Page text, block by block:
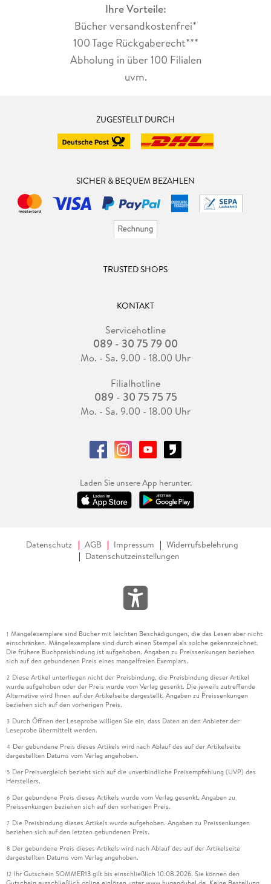
Ihre Vorteile:
Bücher versandkostenfrei*
100 Tage Rückgaberecht***
Abholung in über 100 Filialen
uvm.
ZUGESTELLT DURCH
SICHER & BEQUEM BEZAHLEN
TRUSTED SHOPS
KONTAKT
Servicehotline
089 - 30 75 79 00
Mo. - Sa. 9.00 - 18.00 Uhr
Filialhotline
089 - 30 75 75 75
Mo. - Sa. 9.00 - 18.00 Uhr
Laden Sie unsere App herunter.
Datenschutz AGB Impressum
Widerrufsbelehrung
Datenschutzeinstellungen
1 Mängelexemplare sind Bücher mit leichten Beschädigungen, die das Lesen aber nicht
einschränken. Mängelexemplare sind durch einen Stempel als solche gekennzeichnet.
Die frühere Buchpreisbindung ist aufgehoben. Angaben zu Preissenkungen beziehen
sich auf den gebundenen Preis eines mangelfreien Exemplars.
2 Diese Artikel unterliegen nicht der Preisbindung, die Preisbindung dieser Artikel
wurde aufgehoben oder der Preis wurde vom Verlag gesenkt. Die jeweils zutreffende
Alternative wird Ihnen auf der Artikelseite dargestellt. Angaben zu Preissenkungen
beziehen sich auf den vorherigen Preis.
3 Durch Öffnen der Leseprobe willigen Sie ein, dass Daten an den Anbieter der
Leseprobe übermittelt werden.
4 Der gebundene Preis dieses Artikels wird nach Ablauf des auf der Artikelseite
dargestellten Datums vom Verlag angehoben.
5 Der Preisvergleich bezieht sich auf die unverbindliche Preisempfehlung (UVP) des
Herstellers.
6 Der gebundene Preis dieses Artikels wurde vom Verlag gesenkt. Angaben zu
Preissenkungen beziehen sich auf den vorherigen Preis.
7 Die Preisbindung dieses Artikels wurde aufgehoben. Angaben zu Preissenkungen
beziehen sich auf den letzten gebundenen Preis.
8 Der gebundene Preis dieses Artikels wird nach Ablauf des auf der Artikelseite
dargestellten Datums vom Verlag angehoben.
12 Ihr Gutschein SOMMER13 gilt bis einschließlich 10.08.2026. Sie können den